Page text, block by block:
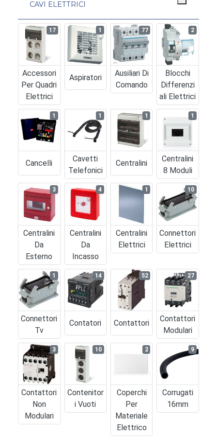
CAVI ELETTRICI
Accessori
Per Quadri
Elettrici
17
Aspiratori
1
Ausiliari Di
Comando
77
Blocchi
Differenzi
Ali Elettrici
2
Cancelli
1
Cavetti
Telefonici
1
Centralini
1
Centralini
8 Moduli
1
Centralini
Da
Esterno
3
Centralini
Da
Incasso
4
Centralini
Elettrici
1
Connettori
Elettrici
10
Connettori
Tv
1
Contatori
14
Contattori
52
Contattori
Modulari
27
Contattori
Non
Modulari
3
Contenitor
I Vuoti
10
Coperchi
Per
Materiale
Elettrico
2
Corrugati
16mm
9